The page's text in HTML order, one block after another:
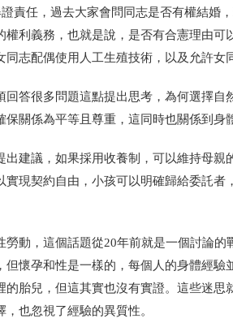
責任，過去大家會問同志是否有權結婚
利義務，也就是說，是否有合憲理由
志配偶使用人工生殖技術，以及允許女
答很多問題這點提出思考，為何選擇
關係為平等且尊重，這同時也關係到身
建議，如果採用收養制，可以維持母
現契約自由，小孩可以明確歸給委託
動，這個話題從20年前就是一個討論
懷孕和性是一樣的，每個人的身體經
胎兒，但這其實也沒有實證。這些迷
也忽視了經驗的異質性。